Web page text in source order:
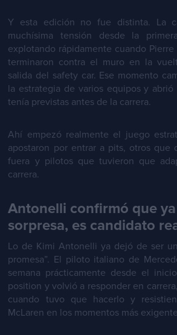
Y esta edición no fue distinta. La
muchísima tensión desde la
explotando rápidamente cuando Pierre
terminaron contra el muro en la
salida del safety car. Ese momento
la estrategia de varios equipos y
tenía previstas antes de la carrera.
Ahí empezó realmente el juego
apostaron por entrar a pits, otros que
fuera y pilotos que tuvieron que
carrera.
Antonelli confirmó que
sorpresa, es candidato
Lo de Kimi Antonelli ya dejó de ser
promesa”. El piloto italiano de
semana prácticamente desde el
position y volvió a responder en
cuando tuvo que hacerlo y
McLaren en los momentos más